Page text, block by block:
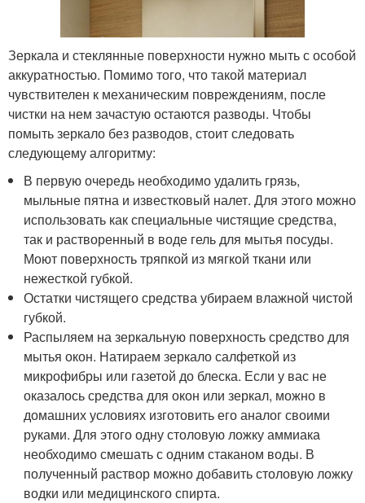
Зеркала и стеклянные поверхности нужно мыть с особой
аккуратностью. Помимо того, что такой материал
чувствителен к механическим повреждениям, после
чистки на нем зачастую остаются разводы. Чтобы
помыть зеркало без разводов, стоит следовать
следующему алгоритму:
В первую очередь необходимо удалить грязь,
мыльные пятна и известковый налет. Для этого можно
использовать как специальные чистящие средства,
так и растворенный в воде гель для мытья посуды.
Моют поверхность тряпкой из мягкой ткани или
нежесткой губкой.
Остатки чистящего средства убираем влажной чистой
губкой.
Распыляем на зеркальную поверхность средство для
мытья окон. Натираем зеркало салфеткой из
микрофибры или газетой до блеска. Если у вас не
оказалось средства для окон или зеркал, можно в
домашних условиях изготовить его аналог своими
руками. Для этого одну столовую ложку аммиака
необходимо смешать с одним стаканом воды. В
полученный раствор можно добавить столовую ложку
водки или медицинского спирта.